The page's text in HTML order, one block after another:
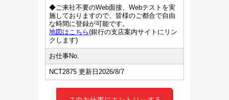
◆ご来社不要のWeb面接、Webテストを実
施しておりますので、皆様のご都合で自由
な時間に登録が可能です。
地図はこちら(銀行の支店案内サイトにリン
クします)
お仕事No.
NCT2875 更新日2026/8/7